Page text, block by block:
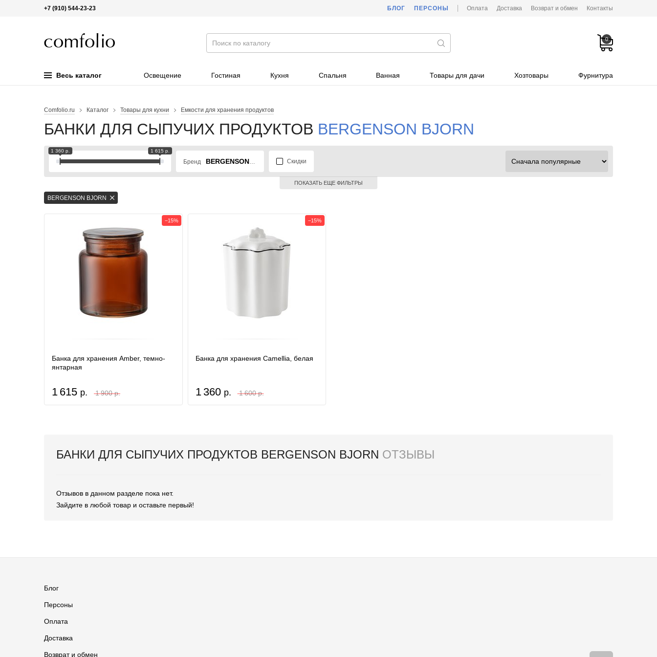
+7 (910) 544-23-23 БЛОГ ПЕРСОНЫ Оплата Доставка Возврат и обмен Контакты
0
Весь каталог Освещение Гостиная Кухня Спальня Ванная Товары для дачи Хозтовары Фурнитура
Comfolio.ru Каталог Товары для кухни Емкости для хранения продуктов
БАНКИ ДЛЯ СЫПУЧИХ ПРОДУКТОВ BERGENSON BJORN
1 360 р. 1 615 р.
Бренд BERGENSON BJORN Скидки
ПОКАЗАТЬ ЕЩЕ ФИЛЬТРЫ
BERGENSON BJORN
Банка для хранения Amber, темно-
янтарная
1 615 р. 1 900 р.
−15%
Банка для хранения Camellia, белая
1 360 р. 1 600 р.
−15%
БАНКИ ДЛЯ СЫПУЧИХ ПРОДУКТОВ BERGENSON BJORN ОТЗЫВЫ
Отзывов в данном разделе пока нет.
Зайдите в любой товар и оставьте первый!
Блог
Персоны
Оплата
Доставка
Возврат и обмен